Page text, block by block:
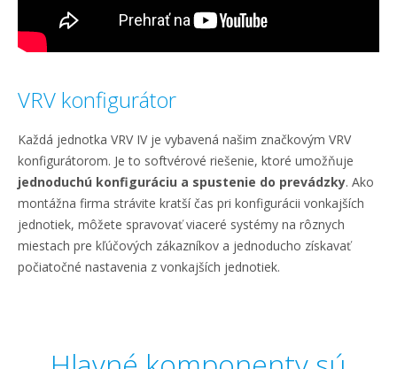
VRV konfigurátor
Každá jednotka VRV IV je vybavená našim značkovým VRV
konfigurátorom. Je to softvérové riešenie, ktoré umožňuje
jednoduchú konfiguráciu a spustenie do prevádzky. Ako
montážna firma strávite kratší čas pri konfigurácii vonkajších
jednotiek, môžete spravovať viaceré systémy na rôznych
miestach pre kľúčových zákazníkov a jednoducho získavať
počiatočné nastavenia z vonkajších jednotiek.